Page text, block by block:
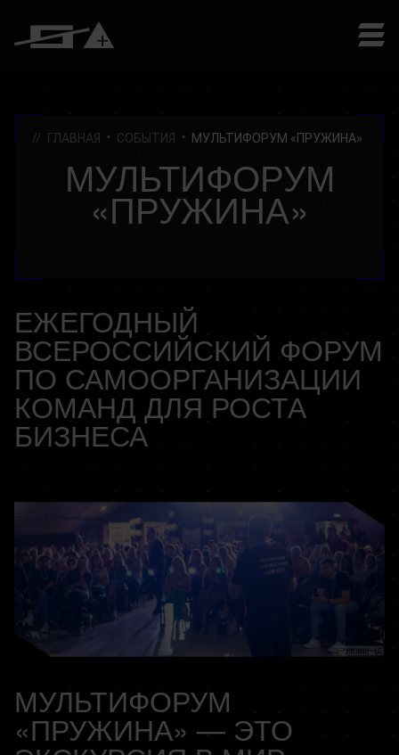
ГЛАВНАЯ СОБЫТИЯ МУЛЬТИФОРУМ «ПРУЖИНА»
МУЛЬТИФОРУМ
«ПРУЖИНА»
ЕЖЕГОДНЫЙ
ВСЕРОССИЙСКИЙ ФОРУМ
ПО САМООРГАНИЗАЦИИ
КОМАНД ДЛЯ РОСТА
БИЗНЕСА
МУЛЬТИФОРУМ
«ПРУЖИНА» — ЭТО